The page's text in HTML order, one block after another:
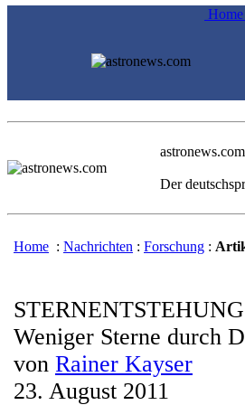
Home
astronews.com
Der
Home : Nachrichten : Forschung :
STERNENTSTEHUNG
Weniger Sterne durch
von Rainer Kayser
23. August 2011